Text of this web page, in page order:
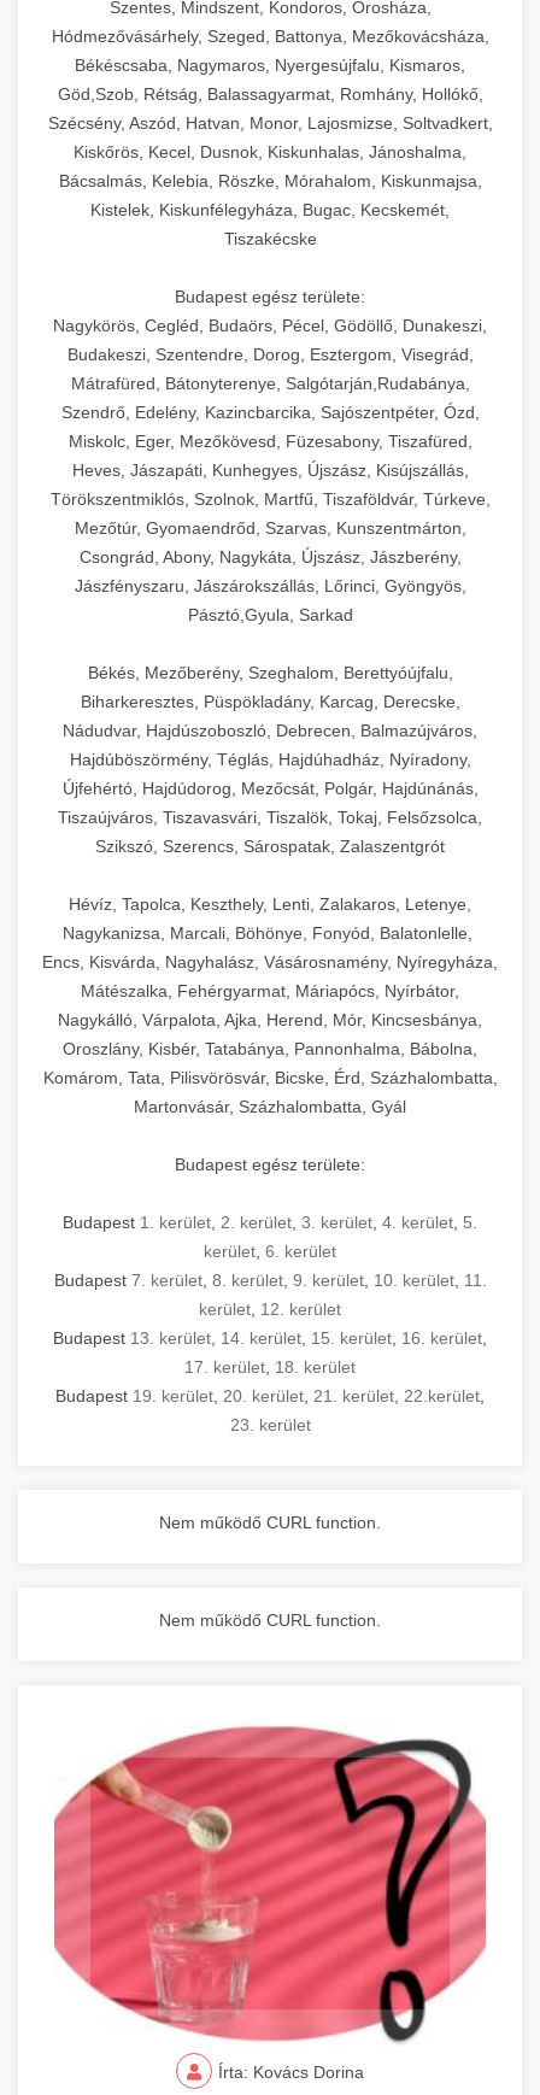
Szentes, Mindszent, Kondoros, Orosháza,
Hódmezővásárhely, Szeged, Battonya, Mezőkovácsháza,
Békéscsaba, Nagymaros, Nyergesújfalu, Kismaros,
Göd,Szob, Rétság, Balassagyarmat, Romhány, Hollókő,
Szécsény, Aszód, Hatvan, Monor, Lajosmizse, Soltvadkert,
Kiskőrös, Kecel, Dusnok, Kiskunhalas, Jánoshalma,
Bácsalmás, Kelebia, Röszke, Mórahalom, Kiskunmajsa,
Kistelek, Kiskunfélegyháza, Bugac, Kecskemét,
Tiszakécske
Budapest egész területe:
Nagykörös, Cegléd, Budaörs, Pécel, Gödöllő, Dunakeszi,
Budakeszi, Szentendre, Dorog, Esztergom, Visegrád,
Mátrafüred, Bátonyterenye, Salgótarján,Rudabánya,
Szendrő, Edelény, Kazincbarcika, Sajószentpéter, Ózd,
Miskolc, Eger, Mezőkövesd, Füzesabony, Tiszafüred,
Heves, Jászapáti, Kunhegyes, Újszász, Kisújszállás,
Törökszentmiklós, Szolnok, Martfű, Tiszaföldvár, Túrkeve,
Mezőtúr, Gyomaendrőd, Szarvas, Kunszentmárton,
Csongrád, Abony, Nagykáta, Újszász, Jászberény,
Jászfényszaru, Jászárokszállás, Lőrinci, Gyöngyös,
Pásztó,Gyula, Sarkad
Békés, Mezőberény, Szeghalom, Berettyóújfalu,
Biharkeresztes, Püspökladány, Karcag, Derecske,
Nádudvar, Hajdúszoboszló, Debrecen, Balmazújváros,
Hajdúböszörmény, Téglás, Hajdúhadház, Nyíradony,
Újfehértó, Hajdúdorog, Mezőcsát, Polgár, Hajdúnánás,
Tiszaújváros, Tiszavasvári, Tiszalök, Tokaj, Felsőzsolca,
Szikszó, Szerencs, Sárospatak, Zalaszentgrót
Hévíz, Tapolca, Keszthely, Lenti, Zalakaros, Letenye,
Nagykanizsa, Marcali, Böhönye, Fonyód, Balatonlelle,
Encs, Kisvárda, Nagyhalász, Vásárosnamény, Nyíregyháza,
Mátészalka, Fehérgyarmat, Máriapócs, Nyírbátor,
Nagykálló, Várpalota, Ajka, Herend, Mór, Kincsesbánya,
Oroszlány, Kisbér, Tatabánya, Pannonhalma, Bábolna,
Komárom, Tata, Pilisvörösvár, Bicske, Érd, Százhalombatta,
Martonvásár, Százhalombatta, Gyál
Budapest egész területe:
Budapest 1. kerület 2. kerület 3. kerület 4. kerület 5.
kerület 6. kerület
Budapest 7. kerület, 8. kerület, 9. kerület, 10. kerület, 11.
kerület 12. kerület
Budapest 13. kerület 14. kerület 15. kerület 16. kerület
17. kerület 18. kerület
Budapest 19. kerület 20. kerület 21. kerület 22.kerület
23. kerület
Nem működő CURL function.
Nem működő CURL function.
Írta: Kovács Dorina